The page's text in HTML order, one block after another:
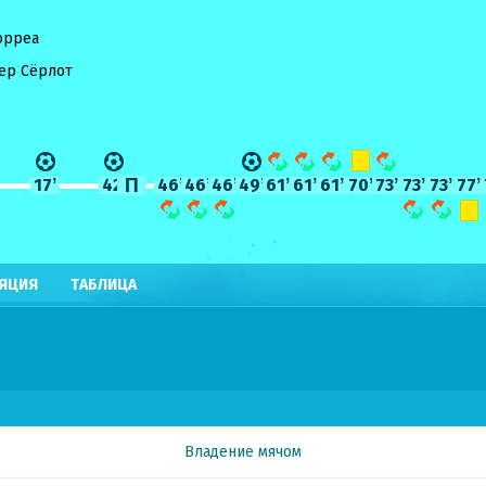
Сёрлот
17ʼ 42ʼ 46ʼ 46ʼ 46ʼ 49ʼ 61ʼ 61ʼ 61ʼ 70ʼ 73ʼ 73ʼ 73ʼ 77ʼ
ТАБЛИЦА
Владение мячом